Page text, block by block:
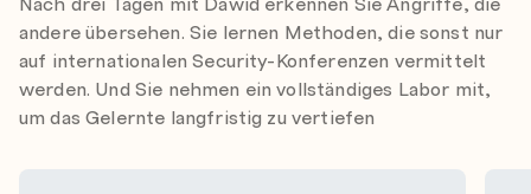
andere übersehen. Sie lernen Methoden, die sonst nur
auf internationalen Security-Konferenzen vermittelt
werden. Und Sie nehmen ein vollständiges Labor mit,
um das Gelernte langfristig zu vertiefen